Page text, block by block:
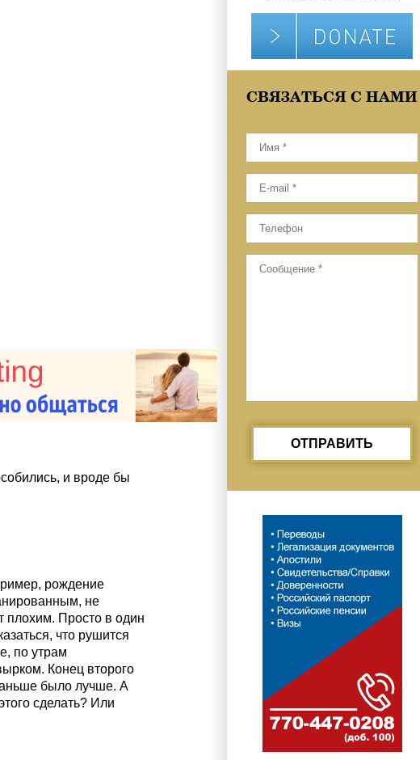
и вроде бы
рождение
не
плохим. Просто в один
что рушится
по утрам
Конец второго
было лучше. А
сделать? Или
СВЯЗАТЬСЯ С НАМИ
ОТПРАВИТЬ